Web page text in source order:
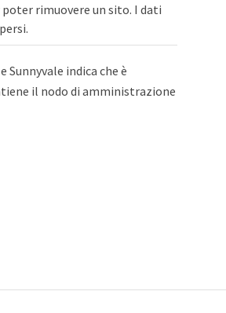
rimuovere un sito. I dati
Sunnyvale indica che è
il nodo di amministrazione